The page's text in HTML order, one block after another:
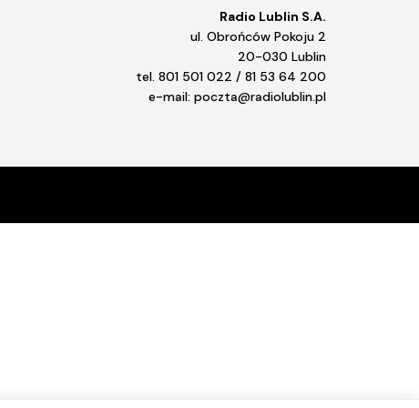
Radio Lublin S.A.
ul. Obrońców Pokoju 2
20-030 Lublin
tel. 801 501 022 / 81 53 64 200
e-mail: poczta@radiolublin.pl